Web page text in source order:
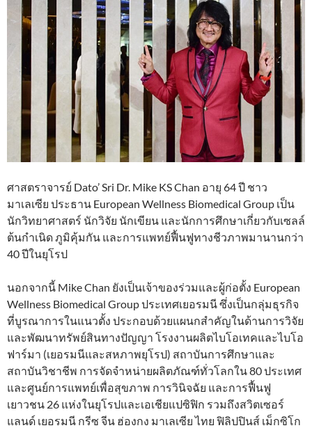
ศาสตราจารย์ Dato’ Sri Dr. Mike KS Chan อายุ 64 ปี ชาว
มาเลเซีย ประธาน European Wellness Biomedical Group เป็น
นักวิทยาศาสตร์ นักวิจัย นักเขียน และนักการศึกษาเกี่ยวกับเซลล์
ต้นกำเนิด ภูมิคุ้มกัน และการแพทย์ฟื้นฟูทางชีวภาพมานานกว่า
40 ปีในยุโรป
นอกจากนี้ Mike Chan ยังเป็นเจ้าของร่วมและผู้ก่อตั้ง European
Wellness Biomedical Group ประเทศเยอรมนี ซึ่งเป็นกลุ่มธุรกิจ
ที่บูรณาการในแนวตั้ง ประกอบด้วยแผนกสำคัญในด้านการวิจัย
และพัฒนาทรัพย์สินทางปัญญา โรงงานผลิตไบโอเทคและไบโอ
ฟาร์มา (เยอรมนีและสหภาพยุโรป) สถาบันการศึกษาและ
สถาบันวิชาชีพ การจัดจำหน่ายผลิตภัณฑ์ทั่วโลกใน 80 ประเทศ
และศูนย์การแพทย์เพื่อสุขภาพ การวินิจฉัย และการฟื้นฟู
เยาวชน 26 แห่งในยุโรปและเอเชียแปซิฟิก รวมถึงสวิตเซอร์
แลนด์ เยอรมนี กรีซ จีน ฮ่องกง มาเลเซีย ไทย ฟิลิปปินส์ เม็กซิโก